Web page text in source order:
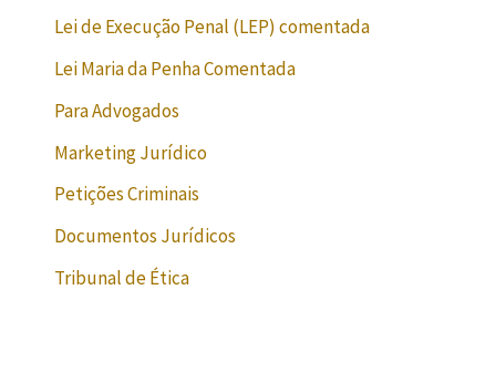
Lei de Execução Penal (LEP) comentada
Lei Maria da Penha Comentada
Para Advogados
Marketing Jurídico
Petições Criminais
Documentos Jurídicos
Tribunal de Ética